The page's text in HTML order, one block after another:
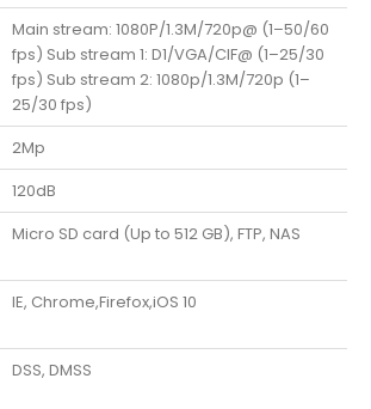
Main stream: 1080P/1.3M/720p@ (1–50/60
fps) Sub stream 1: D1/VGA/CIF@ (1–25/30
fps) Sub stream 2: 1080p/1.3M/720p (1–
25/30 fps)
2Mp
120dB
Micro SD card (Up to 512 GB), FTP, NAS
IE, Chrome,Firefox,iOS 10
DSS, DMSS